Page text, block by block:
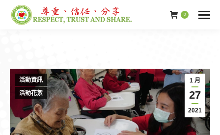
0
1 月
27
2021
活動資訊
活動花絮